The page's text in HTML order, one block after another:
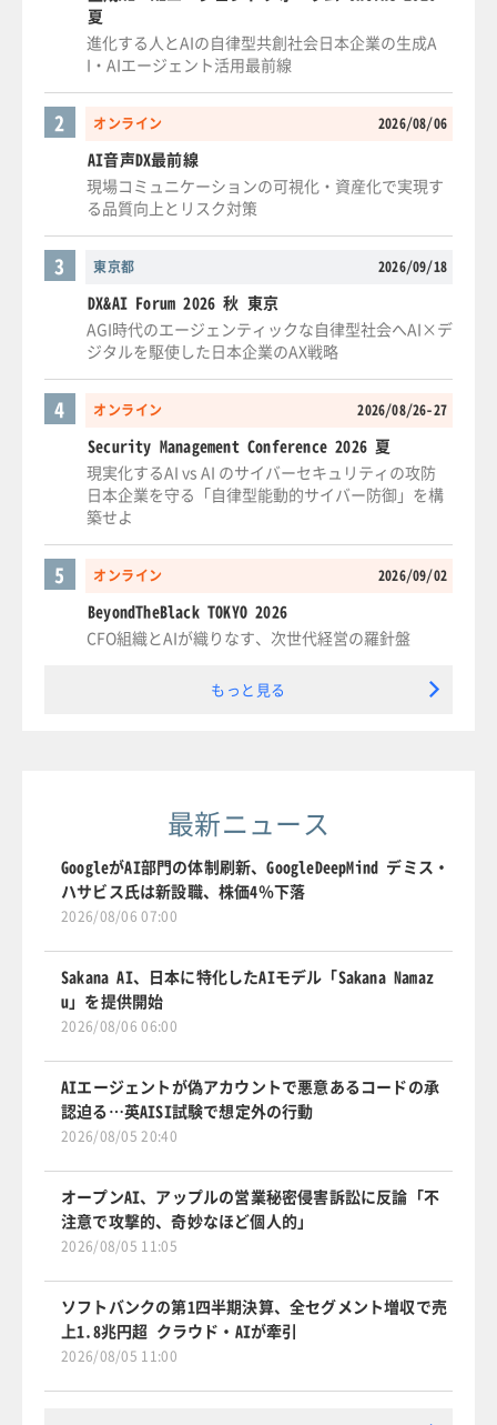
夏
進化する人とAIの自律型共創社会日本企業の生成A
I・AIエージェント活用最前線
オンライン 2026/08/06
2
AI音声DX最前線
現場コミュニケーションの可視化・資産化で実現す
る品質向上とリスク対策
東京都 2026/09/18
3
DX&AI Forum 2026 秋 東京
AGI時代のエージェンティックな自律型社会へAI×デ
ジタルを駆使した日本企業のAX戦略
オンライン 2026/08/26-27
4
Security Management Conference 2026 夏
現実化するAI vs AI のサイバーセキュリティの攻防
日本企業を守る「自律型能動的サイバー防御」を構
築せよ
オンライン 2026/09/02
5
BeyondTheBlack TOKYO 2026
CFO組織とAIが織りなす、次世代経営の羅針盤
もっと見る
最新ニュース
GoogleがAI部門の体制刷新、GoogleDeepMind デミス・
ハサビス氏は新設職、株価4％下落
2026/08/06 07:00
Sakana AI、日本に特化したAIモデル「Sakana Namaz
u」を提供開始
2026/08/06 06:00
AIエージェントが偽アカウントで悪意あるコードの承
認迫る…英AISI試験で想定外の行動
2026/08/05 20:40
オープンAI、アップルの営業秘密侵害訴訟に反論「不
注意で攻撃的、奇妙なほど個人的」
2026/08/05 11:05
ソフトバンクの第1四半期決算、全セグメント増収で売
上1.8兆円超 クラウド・AIが牽引
2026/08/05 11:00